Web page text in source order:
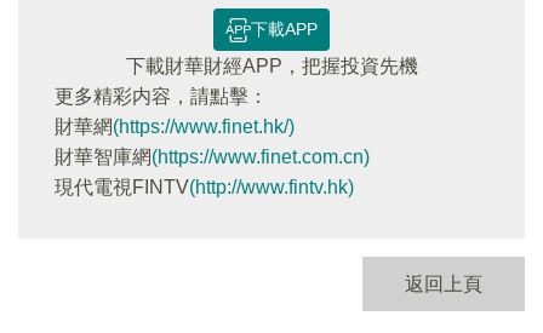
下載APP
下載財華財經APP，把握投資先機
更多精彩内容，請點擊：
財華網(https://www.finet.hk/)
財華智庫網(https://www.finet.com.cn)
現代電視FINTV(http://www.fintv.hk)
返回上頁